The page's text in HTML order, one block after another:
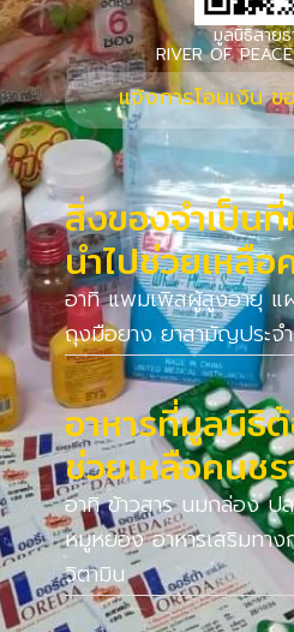
มูลนิธิสาย
RIVER OF
แจ้งการโอนเงิน ข
สิ่งของจำเป็น
นำไปช่วยเหลือ
อาทิ แพมเพิสผู้สูงอายุ แ
ถุงมือยาง ยาสามัญประจ
อาหารที่มูลนิธิ
ช่วยเหลือคนชร
อาทิ ข้าวสาร นมกล่อง ป
หมูหยอง อาหารเสริมทา
วิตามิน